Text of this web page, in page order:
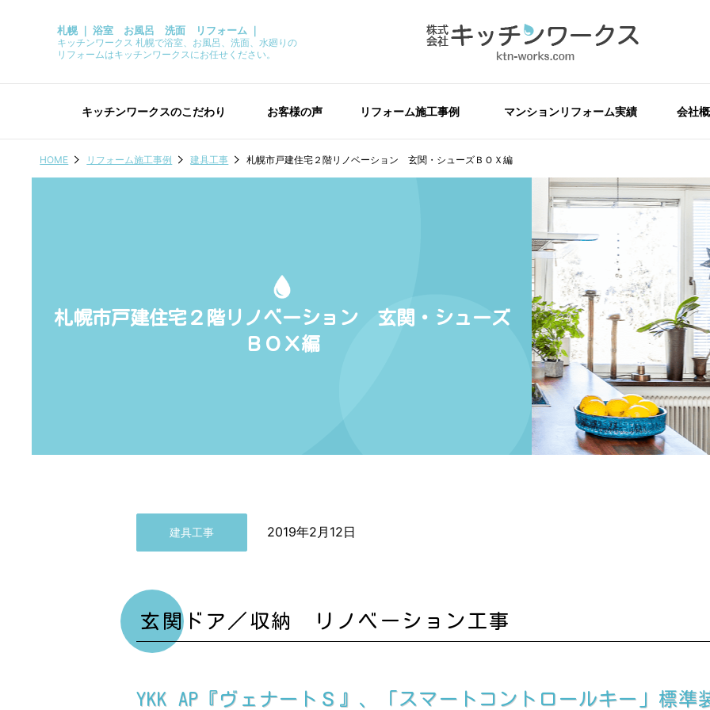
札幌 ｜ 浴室 お風呂 洗面 リフォーム ｜
キッチンワークス 札幌で浴室、お風呂、洗面、水廻りの
リフォームはキッチンワークスにお任せください。
キッチンワークスのこだわり お客様の声 リフォーム施工事例 マンションリフォーム実績 会社
HOME リフォーム施工事例 建具工事 札幌市戸建住宅２階リノベーション 玄関・シューズＢＯＸ編
札幌市戸建住宅２階リノベーション 玄関・シューズ
ＢＯＸ編
建具工事 2019年2月12日
玄関ドア／収納 リノベーション工事
YKK AP『ヴェナートＳ』、「スマートコントロールキー」標準